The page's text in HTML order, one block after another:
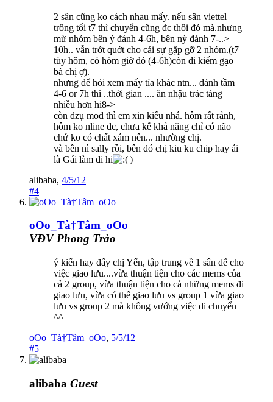
2 sân cũng ko cách nhau mấy. nếu sân viettel
trông tối t7 thì chuyển cũng đc thôi đó mà.nhưng
mừ nhóm bên ý đánh 4-6h, bên nỳ đánh 7-..>
10h.. vẫn trớt quớt cho cái sự gặp gỡ 2 nhóm.(t7
tùy hôm, có hôm giờ đó (4-6h)còn đi kiếm gạo
bà chị ợ).
nhưng để hỏi xem mấy tía khác ntn... đánh tầm
4-6 or 7h thì ..thời gian .... ăn nhậu trác táng
nhiều hơn hi8->
còn dzụ mod thì em xin kiếu nhá. hôm rất rảnh,
hôm ko nline đc, chưa kể khả năng chỉ có não
chứ ko có chất xám nên... nhường chị.
và bên nì sally rồi, bên đó chị kiu ku chip hay ái
là Gái làm đi hi
|)
alibaba, 4/5/12
#4
oOo_Tà†Tâm_oOo
VĐV Phong Trào
ý kiến hay đấy chị Yến, tập trung về 1 sân dễ cho
việc giao lưu....vừa thuận tiện cho các mems của
cả 2 group, vừa thuận tiện cho cả những mems đi
giao lưu, vừa có thể giao lưu vs group 1 vừa giao
lưu vs group 2 mà không vướng việc di chuyển
^^
oOo_Tà†Tâm_oOo, 5/5/12
#5
alibaba Guest